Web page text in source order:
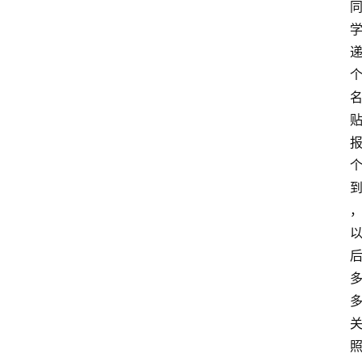
同
学
递
个
名
贴
报
个
到
，
以
后
多
多
关
照